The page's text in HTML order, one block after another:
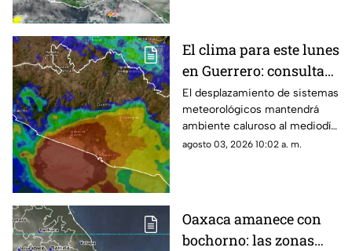
El clima para este lunes
en Guerrero: consulta
aquí el reporte de hoy
El desplazamiento de sistemas
meteorológicos mantendrá
ambiente caluroso al mediodía
y precipitaciones por la tarde.
agosto 03, 2026 10:02 a. m.
Oaxaca amanece con
bochorno: las zonas